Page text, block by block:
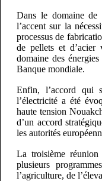
Dans le domaine de
l’accent sur la
processus de
de pellets et d’acier
domaine des
Banque mondiale.
Enfin, l’accord qui
l’électricité a été
haute tension
d’un accord
les autorités
La troisième
plusieurs
l’agriculture, de